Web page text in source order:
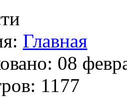
Главная
08
1177